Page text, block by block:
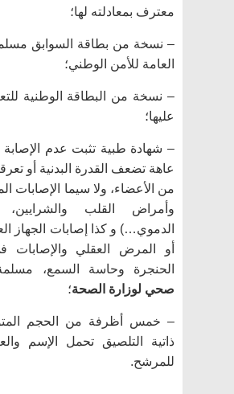
معترف بمعادلته لها؛
– نسخة من بطاقة السوابق
العامة للأمن الوطني؛
– نسخة من البطاقة الوطنية
عليها؛
– شهادة طبية تثبت عدم
عاهة تضعف القدرة البدنية أو
من الأعضاء، ولا سيما الإصابات
وأمراض القلب
الدموي…) و كذا إصابات الجهاز
أو المرض العقلي والإصابات
الحنجرة وحاسة السمع،
صحي لوزارة الصحة؛
– خمس أظرفة من الحجم
ذاتية التلصيق تحمل الإسم
للمرشح.